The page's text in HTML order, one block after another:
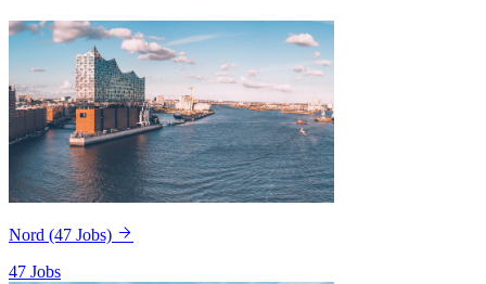
Nord (47 Jobs)
47 Jobs